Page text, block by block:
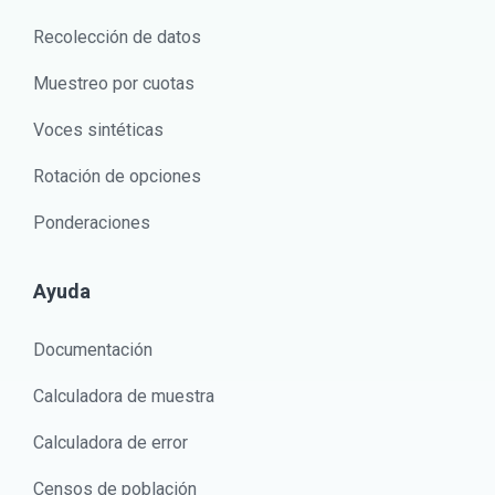
Recolección de datos
Muestreo por cuotas
Voces sintéticas
Rotación de opciones
Ponderaciones
Ayuda
Documentación
Calculadora de muestra
Calculadora de error
Censos de población